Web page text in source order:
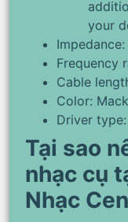
your
Frequency
Cable
Color:
Driver
Tại sao
nhạc cụ
Nhạc